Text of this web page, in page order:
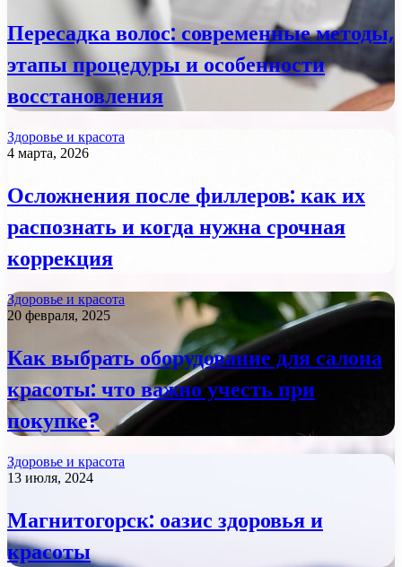
Пересадка волос: современные методы,
этапы процедуры и особенности
восстановления
Здоровье и красота
4 марта, 2026
Осложнения после филлеров: как их
распознать и когда нужна срочная
коррекция
Здоровье и красота
20 февраля, 2025
Как выбрать оборудование для салона
красоты: что важно учесть при
покупке?
Здоровье и красота
13 июля, 2024
Магнитогорск: оазис здоровья и
красоты